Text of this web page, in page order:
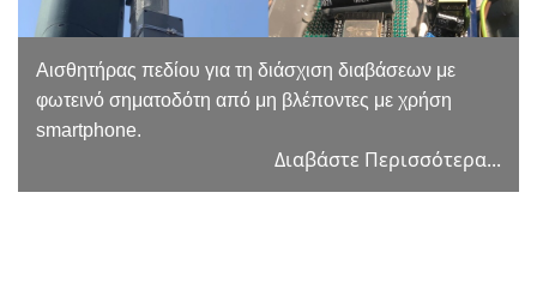
Αισθητήρας πεδίου για τη διάσχιση διαβάσεων με
φωτεινό σηματοδότη από μη βλέποντες με χρήση
smartphone.
Διαβάστε Περισσότερα...